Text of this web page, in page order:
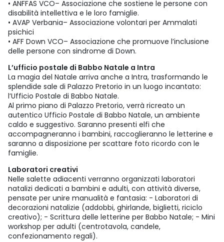
• ANFFAS VCO– Associazione che sostiene le persone con
disabilità intellettiva e le loro famiglie.
• AVAP Verbania– Associazione volontari per Ammalati
psichici
• AFF Down VCO– Associazione che promuove l’inclusione
delle persone con sindrome di Down.
L’ufficio postale di Babbo Natale a Intra
La magia del Natale arriva anche a Intra, trasformando le
splendide sale di Palazzo Pretorio in un luogo incantato:
l’Ufficio Postale di Babbo Natale.
Al primo piano di Palazzo Pretorio, verrà ricreato un
autentico Ufficio Postale di Babbo Natale, un ambiente
caldo e suggestivo. Saranno presenti elfi che
accompagneranno i bambini, raccoglieranno le letterine e
saranno a disposizione per scattare foto ricordo con le
famiglie.
Laboratori creativi
Nelle salette adiacenti verranno organizzati laboratori
natalizi dedicati a bambini e adulti, con attività diverse,
pensate per unire manualità e fantasia: - Laboratori di
decorazioni natalizie (addobbi, ghirlande, biglietti, riciclo
creativo); - Scrittura delle letterine per Babbo Natale; - Mini
workshop per adulti (centrotavola, candele,
confezionamento regali).